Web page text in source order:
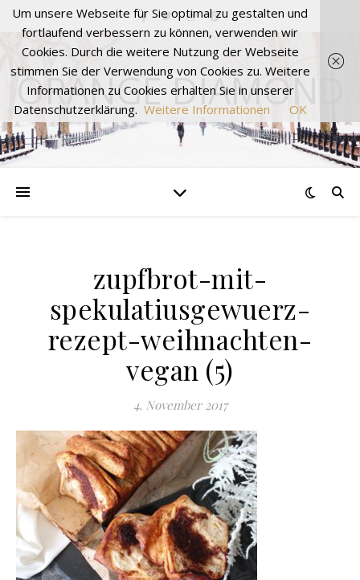
ORANGE DIAMOND
zupfbrot-mit-
spekulatiusgewuerz-
rezept-weihnachten-
vegan (5)
4. November 2017
Um unsere Webseite für Sie optimal zu gestalten und
fortlaufend verbessern zu können, verwenden wir
Cookies. Durch die weitere Nutzung der Webseite
stimmen Sie der Verwendung von Cookies zu. Weitere
Informationen zu Cookies erhalten Sie in unserer
Datenschutzerklärung. Weitere Informationen OK